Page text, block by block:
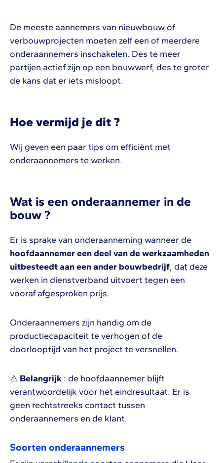
De meeste aannemers van nieuwbouw of
verbouwprojecten moeten zelf een of meerdere
onderaannemers inschakelen. Des te meer
partijen actief zijn op een bouwwerf, des te groter
de kans dat er iets misloopt.
Hoe vermijd je dit ?
Wij geven een paar tips om efficiënt met
onderaannemers te werken.
Wat is een onderaannemer in de
bouw ?
Er is sprake van onderaanneming wanneer de
hoofdaannemer een deel van de werkzaamheden
uitbesteedt aan een ander bouwbedrijf, dat deze
werken in dienstverband uitvoert tegen een
vooraf afgesproken prijs.
Onderaannemers zijn handig om de
productiecapaciteit te verhogen of de
doorlooptijd van het project te versnellen.
⚠ Belangrijk : de hoofdaannemer blijft
verantwoordelijk voor het eindresultaat. Er is
geen rechtstreeks contact tussen
onderaannemers en de klant.
Soorten onderaannemers